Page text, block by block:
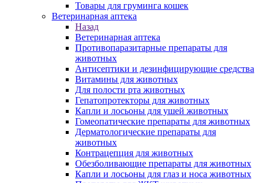
Товары для груминга кошек
Ветеринарная аптека
Назад
Ветеринарная аптека
Противопаразитарные препараты для
животных
Антисептики и дезинфицирующие средства
Витамины для животных
Для полости рта животных
Гепатопротекторы для животных
Капли и лосьоны для ушей животных
Гомеопатические препараты для животных
Дерматологические препараты для
животных
Контрацепция для животных
Обезболивающие препараты для животных
Капли и лосьоны для глаз и носа животных